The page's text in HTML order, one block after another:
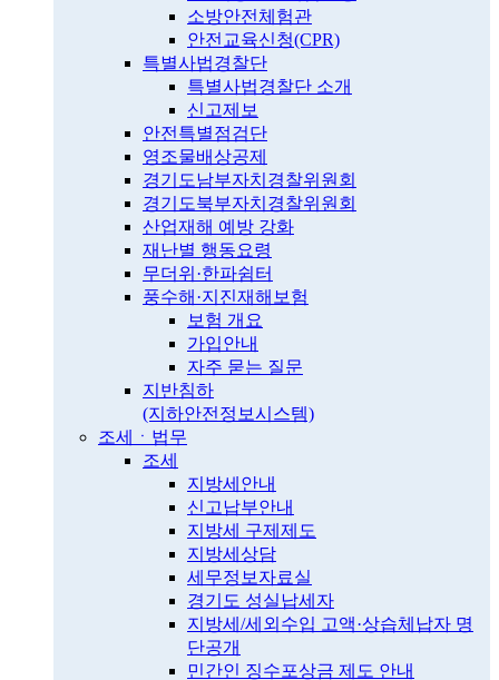
소방안전체험관
안전교육신청(CPR)
특별사법경찰단
특별사법경찰단 소개
신고제보
안전특별점검단
영조물배상공제
경기도남부자치경찰위원회
경기도북부자치경찰위원회
산업재해 예방 강화
재난별 행동요령
무더위·한파쉼터
풍수해·지진재해보험
보험 개요
가입안내
자주 묻는 질문
지반침하
(지하안전정보시스템)
조세ㆍ법무
조세
지방세안내
신고납부안내
지방세 구제제도
지방세상담
세무정보자료실
경기도 성실납세자
지방세/세외수입 고액·상습체납자 명
단공개
민간인 징수포상금 제도 안내